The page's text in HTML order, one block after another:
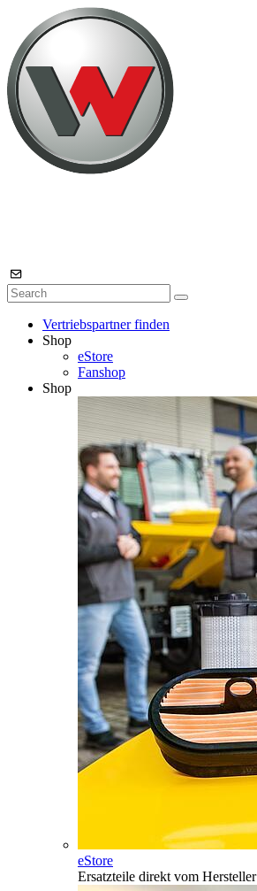
Vertriebspartner finden
Shop
eStore
Fanshop
Shop
eStore
Ersatzteile direkt vom Hersteller